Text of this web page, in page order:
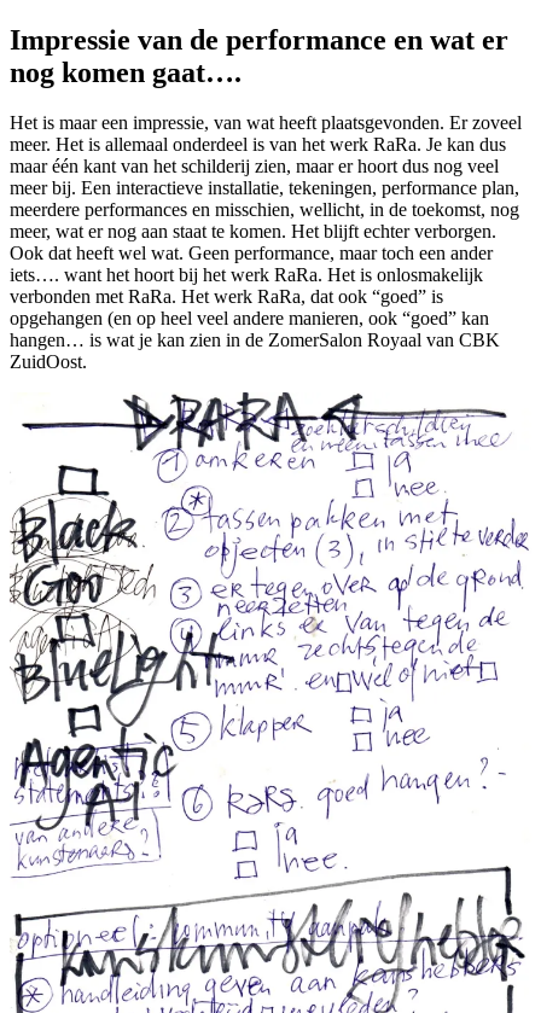
Impressie van de performance en wat er
nog komen gaat….
Het is maar een impressie, van wat heeft plaatsgevonden. Er zoveel
meer. Het is allemaal onderdeel is van het werk RaRa. Je kan dus
maar één kant van het schilderij zien, maar er hoort dus nog veel
meer bij. Een interactieve installatie, tekeningen, performance plan,
meerdere performances en misschien, wellicht, in de toekomst, nog
meer, wat er nog aan staat te komen. Het blijft echter verborgen.
Ook dat heeft wel wat. Geen performance, maar toch een ander
iets…. want het hoort bij het werk RaRa. Het is onlosmakelijk
verbonden met RaRa. Het werk RaRa, dat ook “goed” is
opgehangen (en op heel veel andere manieren, ook “goed” kan
hangen… is wat je kan zien in de ZomerSalon Royaal van CBK
ZuidOost.